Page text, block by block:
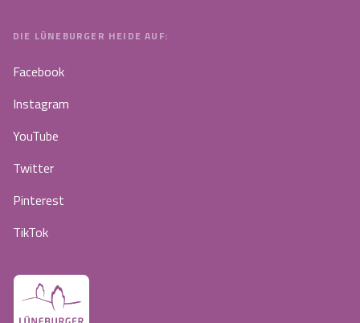
DIE LÜNEBURGER HEIDE AUF:
Facebook
Instagram
YouTube
Twitter
Pinterest
TikTok